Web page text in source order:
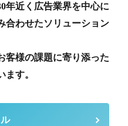
年近く広告業界を中心に
合わせたソリューション
客様の課題に寄り添った
す。